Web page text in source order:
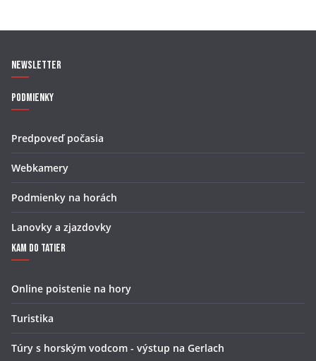
Newsletter
Podmienky
Predpoveď počasia
Webkamery
Podmienky na horách
Lanovky a zjazdovky
Kam do Tatier
Online poistenie na hory
Turistika
Túry s horským vodcom - výstup na Gerlach